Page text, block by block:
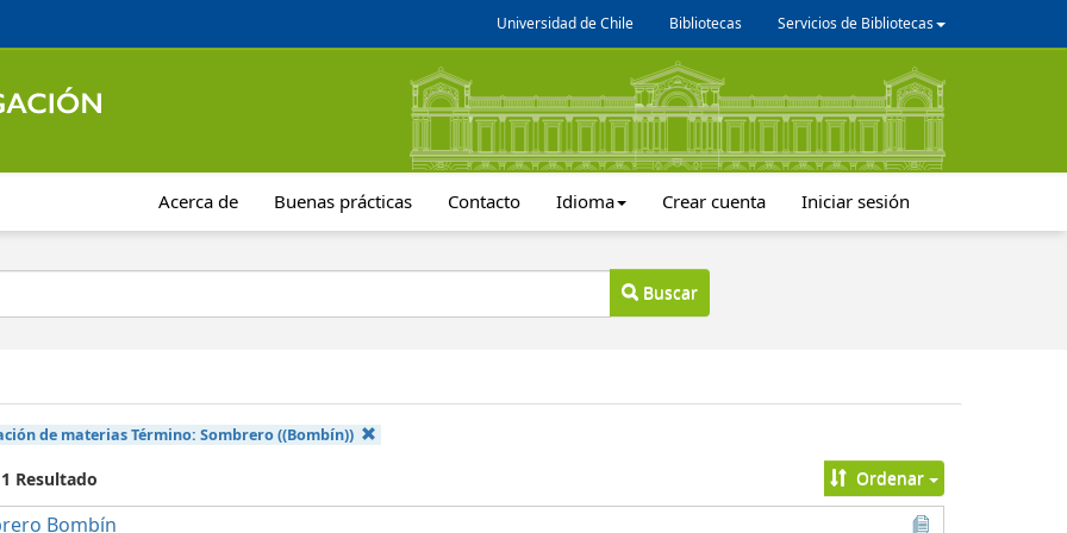
Universidad de Chile Bibliotecas Servicios de Bibliotecas
Acerca de Buenas prácticas Contacto Idioma Crear cuenta Iniciar sesión
Buscar
de materias Término: Sombrero ((Bombín))
Resultado Ordenar
Bombín